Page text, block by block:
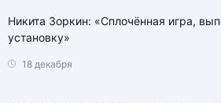
Никита Зоркин: «Сплочённая игра,
установку»
18 декабря